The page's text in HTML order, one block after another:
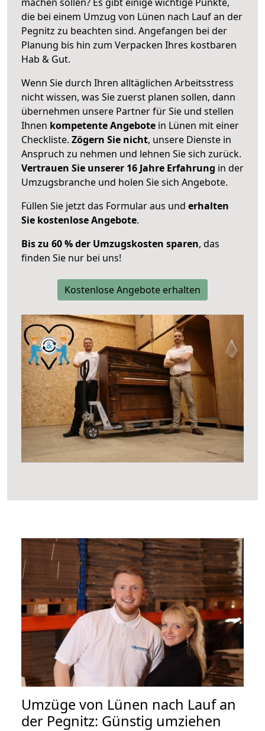
die bei einem Umzug von Lünen nach Lauf an der
Pegnitz zu beachten sind. Angefangen bei der
Planung bis hin zum Verpacken Ihres kostbaren
Hab & Gut.
Wenn Sie durch Ihren alltäglichen Arbeitsstress
nicht wissen, was Sie zuerst planen sollen, dann
übernehmen unsere Partner für Sie und stellen
Ihnen kompetente Angebote in Lünen mit einer
Checkliste. Zögern Sie nicht, unsere Dienste in
Anspruch zu nehmen und lehnen Sie sich zurück.
Vertrauen Sie unserer 16 Jahre Erfahrung in der
Umzugsbranche und holen Sie sich Angebote.
Füllen Sie jetzt das Formular aus und erhalten
Sie kostenlose Angebote.
Bis zu 60 % der Umzugskosten sparen, das
finden Sie nur bei uns!
Kostenlose Angebote erhalten
Umzüge von Lünen nach Lauf an
der Pegnitz: Günstig umziehen